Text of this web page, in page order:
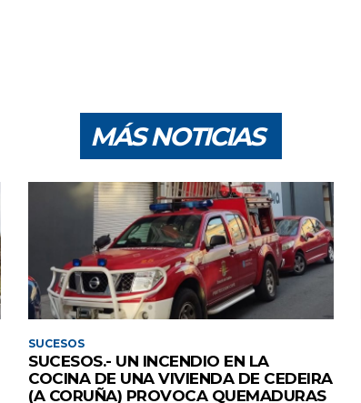
MÁS NOTICIAS
SUCESOS
SUCESOS.- UN INCENDIO EN LA
COCINA DE UNA VIVIENDA DE CEDEIRA
(A CORUÑA) PROVOCA QUEMADURAS